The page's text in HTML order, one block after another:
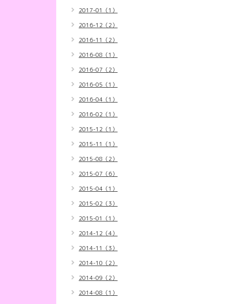
2017-01（1）
2016-12（2）
2016-11（2）
2016-08（1）
2016-07（2）
2016-05（1）
2016-04（1）
2016-02（1）
2015-12（1）
2015-11（1）
2015-08（2）
2015-07（6）
2015-04（1）
2015-02（3）
2015-01（1）
2014-12（4）
2014-11（3）
2014-10（2）
2014-09（2）
2014-08（1）